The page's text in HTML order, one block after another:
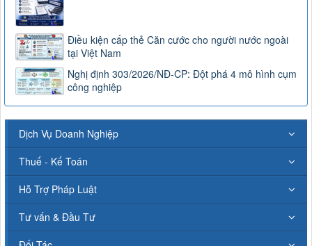
Điều kiện cấp thẻ Căn cước cho người nước ngoài
tại Việt Nam
Nghị định 303/2026/NĐ-CP: Đột phá 4 mô hình cụm
công nghiệp
Dịch Vụ Doanh Nghiệp
Thuế - Kế Toán
Hỗ Trợ Pháp Luật
Tư vấn & Đầu Tư